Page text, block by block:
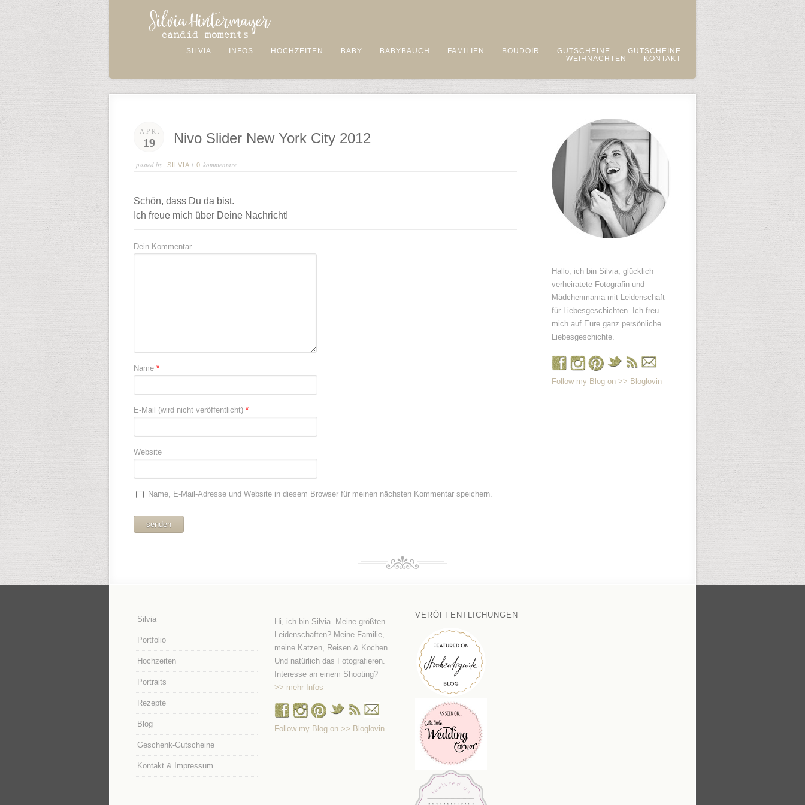
SILVIA INFOS HOCHZEITEN BABY BABYBAUCH FAMILIEN BOUDOIR GUTSCHEINE
GUTSCHEINE
WEIHNACHTEN
KONTAKT
APR.
19 Nivo Slider New York City 2012
posted by SILVIA / 0 kommentare
Schön, dass Du da bist.
Ich freue mich über Deine Nachricht!
Dein Kommentar
Name *
E-Mail (wird nicht veröffentlicht) *
Website
Name, E-Mail-Adresse und Website in diesem Browser für meinen nächsten Kommentar speichern.
Hallo, ich bin Silvia, glücklich
verheiratete Fotografin und
Mädchenmama mit Leidenschaft
für Liebesgeschichten. Ich freu
mich auf Eure ganz persönliche
Liebesgeschichte.
Follow my Blog on >> Bloglovin
Silvia
Portfolio
Hochzeiten
Portraits
Rezepte
Blog
Geschenk-Gutscheine
Kontakt & Impressum
Hi, ich bin Silvia. Meine größten
Leidenschaften? Meine Familie,
meine Katzen, Reisen & Kochen.
Und natürlich das Fotografieren.
Interesse an einem Shooting?
>> mehr Infos
Follow my Blog on >> Bloglovin
VERÖFFENTLICHUNGEN